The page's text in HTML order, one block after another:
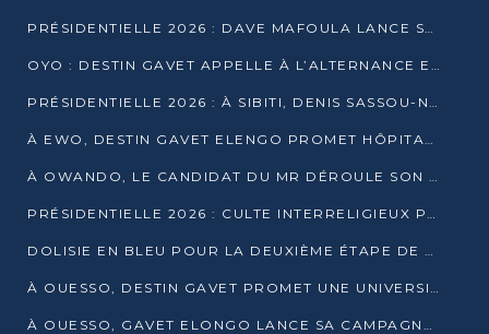
PRÉSIDENTIELLE 2026 : DAVE MAFOULA LANCE SA « VAGUE DU NOUVEAU DÉPART » À IMPFONDO
OYO : DESTIN GAVET APPELLE À L’ALTERNANCE ET À LA RESPONSABILITÉ DE LA JEUNESSE
PRÉSIDENTIELLE 2026 : À SIBITI, DENIS SASSOU-N’GUESSO PARIE SUR LES RESSOURCES DE LA LEKOUMOU
À EWO, DESTIN GAVET ELENGO PROMET HÔPITAL, CHEMIN DE FER ET AUDIT DES FINANCES PUBLIQUES
À OWANDO, LE CANDIDAT DU MR DÉROULE SON PROGRAMME DE “CHANGEMENT”
PRÉSIDENTIELLE 2026 : CULTE INTERRELIGIEUX POUR LA PAIX À OUENZÉ
DOLISIE EN BLEU POUR LA DEUXIÈME ÉTAPE DE CAMPAGNE DE DSN
À OUESSO, DESTIN GAVET PROMET UNE UNIVERSITÉ POUR LA SANGHA
À OUESSO, GAVET ELONGO LANCE SA CAMPAGNE SOUS LE SIGNE DU RENOUVEAU